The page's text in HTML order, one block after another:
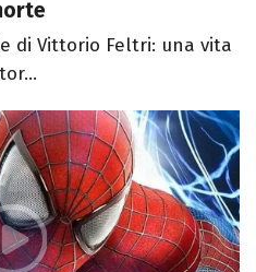
di Vittorio Feltri: una vita